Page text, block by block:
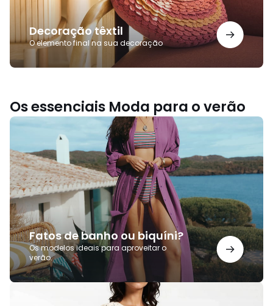
Decoração têxtil
O elemento final na sua decoração
Os essenciais Moda para o verão
Fatos de banho ou biquíni?
Os modelos ideais para aproveitar o
verão.
Fatos
banho
ou
biquíni?